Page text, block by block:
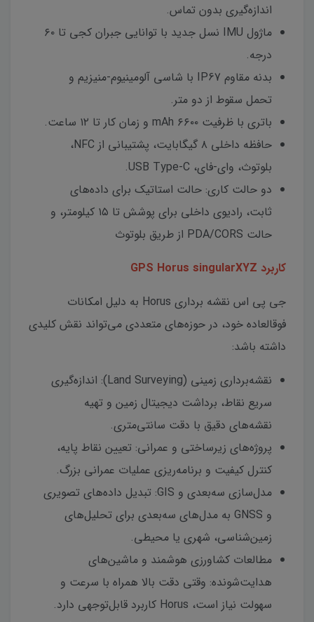
اندازه‌گیری بدون تماس.
ماژول IMU نسل جدید با توانایی جبران کجی تا ۶۰
درجه.
بدنه مقاوم IP67 با شاسی آلومینیوم-منیزیم و
تحمل سقوط از دو متر.
باتری با ظرفیت ۶۶۰۰ mAh و زمان کار تا ۱۲ ساعت.
حافظه داخلی ۸ گیگابایت، پشتیبانی از NFC،
بلوتوث، وای-فای، USB Type-C.
دو حالت کاری: حالت استاتیک برای داده‌های
ثابت، رادیوی داخلی برای پوشش تا ۱۵ کیلومتر، و
حالت PDA/CORS از طریق بلوتوث
کاربرد GPS Horus singularXYZ
جی پی اس نقشه برداری Horus به دلیل امکانات
فوقالعاده خود، در حوزه‌های متعددی می‌تواند نقش کلیدی
داشته باشد:
نقشه‌برداری زمینی (Land Surveying): اندازه‌گیری
سریع نقاط، برداشت دیجیتال زمین و تهیه
نقشه‌های دقیق با دقت سانتی‌متری.
پروژه‌های زیرساختی و عمرانی: تعیین نقاط پایه،
کنترل کیفیت و برنامه‌ریزی عملیات عمرانی بزرگ.
مدل‌سازی سه‌بعدی و GIS: تبدیل داده‌های تصویری
و GNSS به مدل‌های سه‌بعدی برای تحلیل‌های
زمین‌شناسی، شهری یا محیطی.
مطالعات کشاورزی هوشمند و ماشین‌های
هدایت‌شونده: وقتی دقت بالا همراه با سرعت و
سهولت نیاز است، Horus کاربرد قابل‌توجهی دارد.